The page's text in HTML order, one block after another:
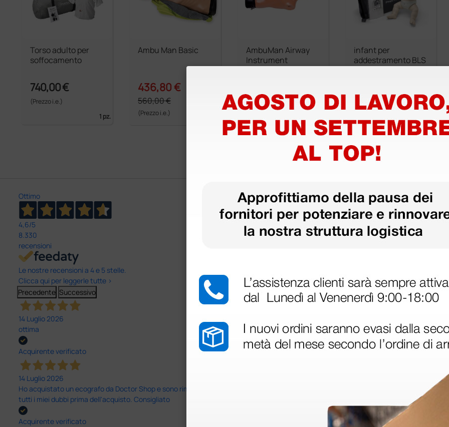
Torso adulto per
soffocamento
740,00 €
(Prezzo i.e.)
1 pz.
Ambu Man Basic
436,80 €
560,00 €
(Prezzo i.e.)
AmbuMan Airway
Instrument
(Prezzo i.e.)
infant per
addestramento BLS
/ BLSD con RCP
(Prezzo i.e.)
Carica più prodotti
Ottimo
4,6/5
8.330
recensioni
Le nostre recensioni a 4 e 5 stelle.
Clicca qui per leggerle tutte >
Precedente Successivo
14 Luglio 2026
ottima
Acquirente verificato
14 Luglio 2026
Ho acquistato un ecografo da Doctor Shop e sono rimasto molto soddisfatto dell'esperienza. Apparecchiatura di qualità, consegna
tutti i miei dubbi prima dell'acquisto. Consigliato
Acquirente verificato